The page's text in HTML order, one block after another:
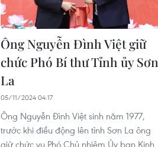
Ông Nguyễn Đình Việt giữ
chức Phó Bí thư Tỉnh ủy Sơn
La
05/11/2024 04:17
Ông Nguyễn Đình Việt sinh năm 1977,
trước khi điều động lên tỉnh Sơn La ông
giữ chức vụ Phó Chủ nhiệm Ủy ban Kinh